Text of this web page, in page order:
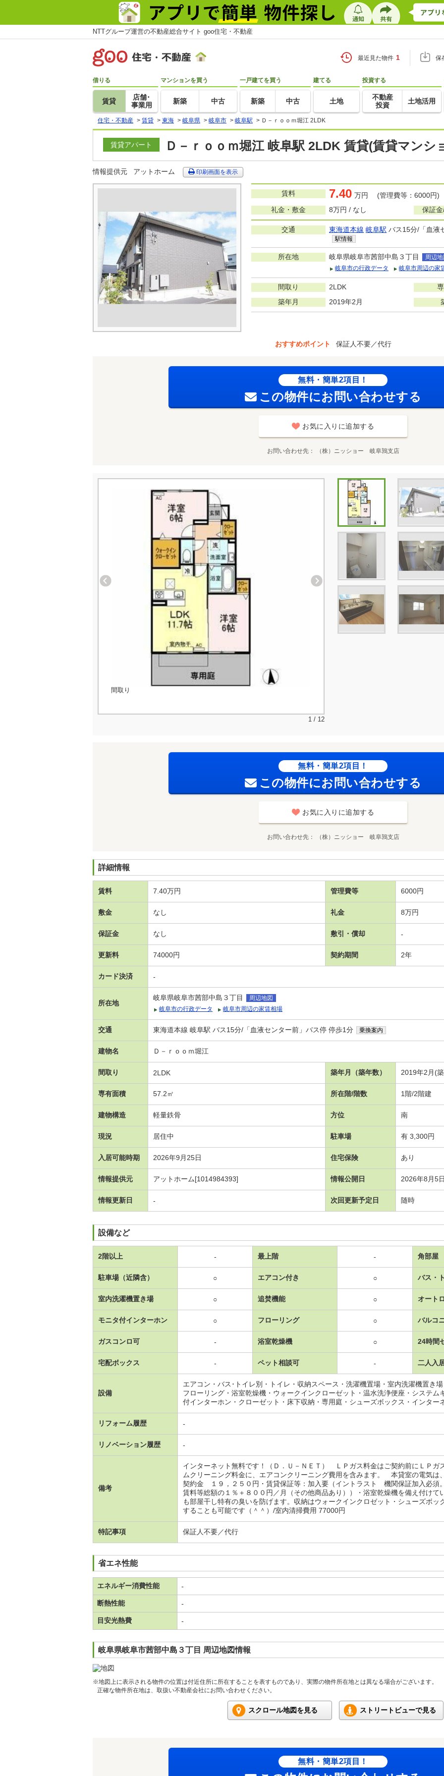
NTTグループ運営の不動産総合サイト goo住宅・不動産
最近見た物件 1 保
借りる
賃貸
店舗･
事業用
マンションを買う
新築 中古
一戸建てを買う
新築 中古
建てる
土地
投資する
不動産
投資
土地活用
住宅・不動産 > 賃貸 > 東海 > 岐阜県 > 岐阜市 > 岐阜駅 > Ｄ－ｒｏｏｍ堀江 2LDK
賃貸アパート Ｄ－ｒｏｏｍ堀江 岐阜駅 2LDK 賃貸(賃貸マンシ
情報提供元 アットホーム 印刷画面を表示
賃料 7.40 万円 (管理費等：6000円)
礼金・敷金
8万円 / なし 保証
交通 東海道本線 岐阜駅 バス15分/「血液
駅情報
所在地 岐阜県岐阜市茜部中島３丁目
周辺地
岐阜市の行政データ
岐阜市周辺の家
間取り 2LDK
築年月 2019年2月
おすすめポイント 保証人不要／代行
無料・簡単2項目！
この物件にお問い合わせする
お気に入りに追加する
お問い合わせ先 （株）ニッショー 岐阜鶉支店
間取り
1 / 12
無料・簡単2項目！
この物件にお問い合わせする
お気に入りに追加する
お問い合わせ先 （株）ニッショー 岐阜鶉支店
詳細情報
賃料 7.40万円 管理費等 6000円
敷金 なし 礼金 8万円
保証金 なし 敷引・償却 -
更新料 74000円 契約期間 2年
カード決済 -
所在地
岐阜県岐阜市茜部中島３丁目
周辺地図
岐阜市の行政データ
岐阜市周辺の家賃相場
交通 東海道本線 岐阜駅 バス15分/「血液センター前」バス停 停歩1分 乗換案内
建物名 Ｄ－ｒｏｏｍ堀江
間取り 2LDK 築年月（築年数） 2019年2月(
専有面積 57.2㎡ 所在階/階数 1階/2階建
建物構造 軽量鉄骨 方位 南
現況 居住中 駐車場 有 3,300円
入居可能時期 2026年9月25日 住宅保険 あり
情報提供元 アットホーム[1014984393] 情報公開日 2026年8月5日
情報更新日 - 次回更新予定日 随時
設備など
2階以上 - 最上階 - 角部屋
駐車場（近隣含） ○ エアコン付き ○ バス・
室内洗濯機置き場 ○ 追焚機能 ○ オート
モニタ付インターホン ○ フローリング ○ バルコ
ガスコンロ可 - 浴室乾燥機 ○ 24時間
宅配ボックス - ペット相談可 - 二人入
設備
エアコン・バス･トイレ別・トイレ・収納スペース・洗濯機置場・室内洗濯機置き
フローリング・浴室乾燥機・ウォークインクローゼット・温水洗浄便座・システム
付インターホン・クローゼット・床下収納・専用庭・シューズボックス・インター
リフォーム履歴 -
リノベーション履歴 -
備考
インターネット無料です！（Ｄ．Ｕ－ＮＥＴ） ＬＰガス料金はご契約前にＬＰ
ムクリーニング料金に、エアコンクリーニング費用を含みます。 本貸室の電気
契約金 １９，２５０円・賃貸保証等：加入要（イントラスト 機関保証加入必須
賃料等総額の１％＋８００円／月（その他商品あり））・浴室乾燥機を備え付けて
も部屋干し特有の臭いを防げます。収納はウォークインクロゼット・シューズボッ
することも可能です（＾＾）/室内清掃費用 77000円
特記事項 保証人不要／代行
省エネ性能
エネルギー消費性能 -
断熱性能 -
目安光熱費 -
岐阜県岐阜市茜部中島３丁目 周辺地図情報
※地図上に表示される物件の位置は付近住所に所在することを表すものであり、実際の物件所在地とは異なる場合がございます。
正確な物件所在地は、取扱い不動産会社にお問い合わせください。
スクロール地図を見る ストリートビューで見る
無料・簡単2項目！